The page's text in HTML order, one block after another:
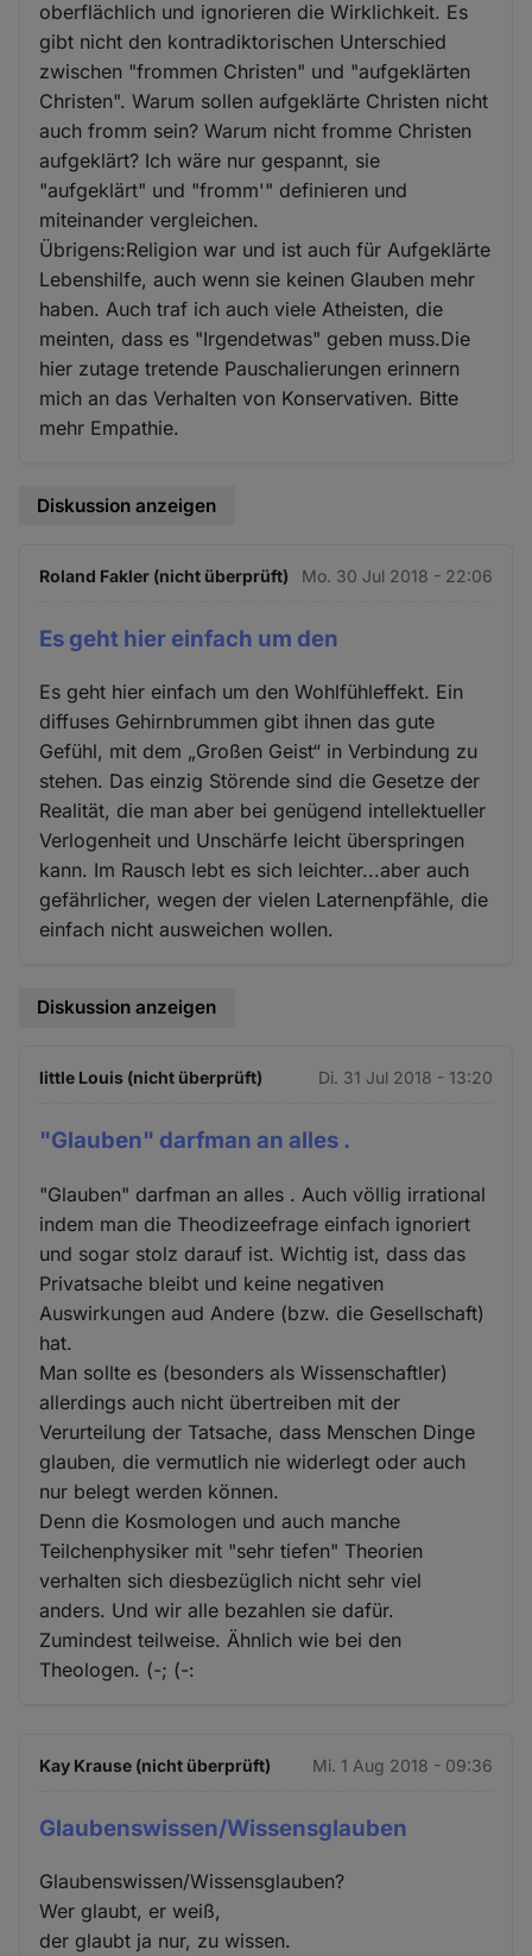
oberflächlich und ignorieren die Wirklichkeit. Es
gibt nicht den kontradiktorischen Unterschied
zwischen "frommen Christen" und "aufgeklärten
Christen". Warum sollen aufgeklärte Christen nicht
auch fromm sein? Warum nicht fromme Christen
aufgeklärt? Ich wäre nur gespannt, sie
"aufgeklärt" und "fromm'" definieren und
miteinander vergleichen.
Übrigens:Religion war und ist auch für Aufgeklärte
Lebenshilfe, auch wenn sie keinen Glauben mehr
haben. Auch traf ich auch viele Atheisten, die
meinten, dass es "Irgendetwas" geben muss.Die
hier zutage tretende Pauschalierungen erinnern
mich an das Verhalten von Konservativen. Bitte
mehr Empathie.
Diskussion anzeigen
Roland Fakler (nicht überprüft) Mo. 30 Jul 2018 - 22:06
Es geht hier einfach um den
Es geht hier einfach um den Wohlfühleffekt. Ein
diffuses Gehirnbrummen gibt ihnen das gute
Gefühl, mit dem „Großen Geist“ in Verbindung zu
stehen. Das einzig Störende sind die Gesetze der
Realität, die man aber bei genügend intellektueller
Verlogenheit und Unschärfe leicht überspringen
kann. Im Rausch lebt es sich leichter...aber auch
gefährlicher, wegen der vielen Laternenpfähle, die
einfach nicht ausweichen wollen.
Diskussion anzeigen
little Louis (nicht überprüft) Di. 31 Jul 2018 - 13:20
"Glauben" darfman an alles .
"Glauben" darfman an alles . Auch völlig irrational
indem man die Theodizeefrage einfach ignoriert
und sogar stolz darauf ist. Wichtig ist, dass das
Privatsache bleibt und keine negativen
Auswirkungen aud Andere (bzw. die Gesellschaft)
hat.
Man sollte es (besonders als Wissenschaftler)
allerdings auch nicht übertreiben mit der
Verurteilung der Tatsache, dass Menschen Dinge
glauben, die vermutlich nie widerlegt oder auch
nur belegt werden können.
Denn die Kosmologen und auch manche
Teilchenphysiker mit "sehr tiefen" Theorien
verhalten sich diesbezüglich nicht sehr viel
anders. Und wir alle bezahlen sie dafür.
Zumindest teilweise. Ähnlich wie bei den
Theologen. (-; (-:
Kay Krause (nicht überprüft) Mi. 1 Aug 2018 - 09:36
Glaubenswissen/Wissensglauben
Glaubenswissen/Wissensglauben?
Wer glaubt, er weiß,
der glaubt ja nur, zu wissen.